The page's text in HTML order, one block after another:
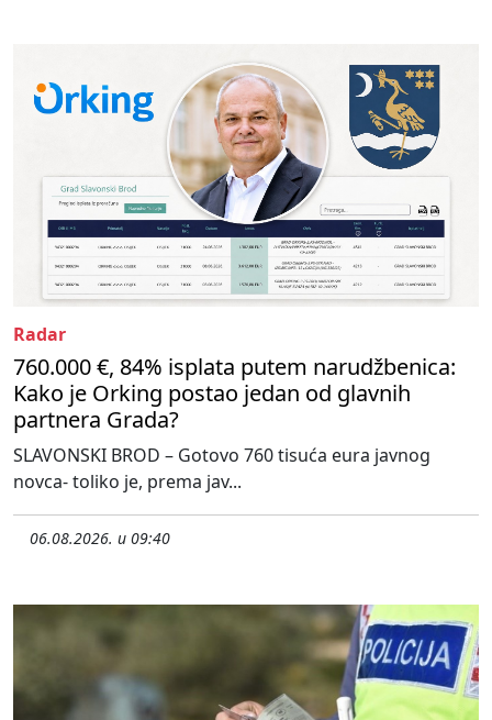
Radar
760.000 €, 84% isplata putem narudžbenica:
Kako je Orking postao jedan od glavnih
partnera Grada?
SLAVONSKI BROD – Gotovo 760 tisuća eura javnog
novca- toliko je, prema jav...
06.08.2026. u 09:40